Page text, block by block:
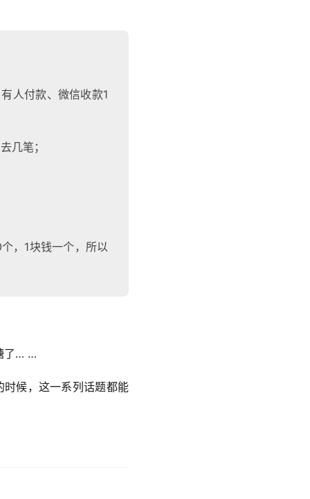
人付款、微信收款1
几笔；
，1块钱一个，所以
了… …
候，这一系列话题都能